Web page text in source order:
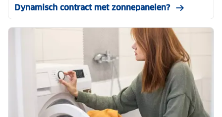
Dynamisch contract met zonnepanelen?